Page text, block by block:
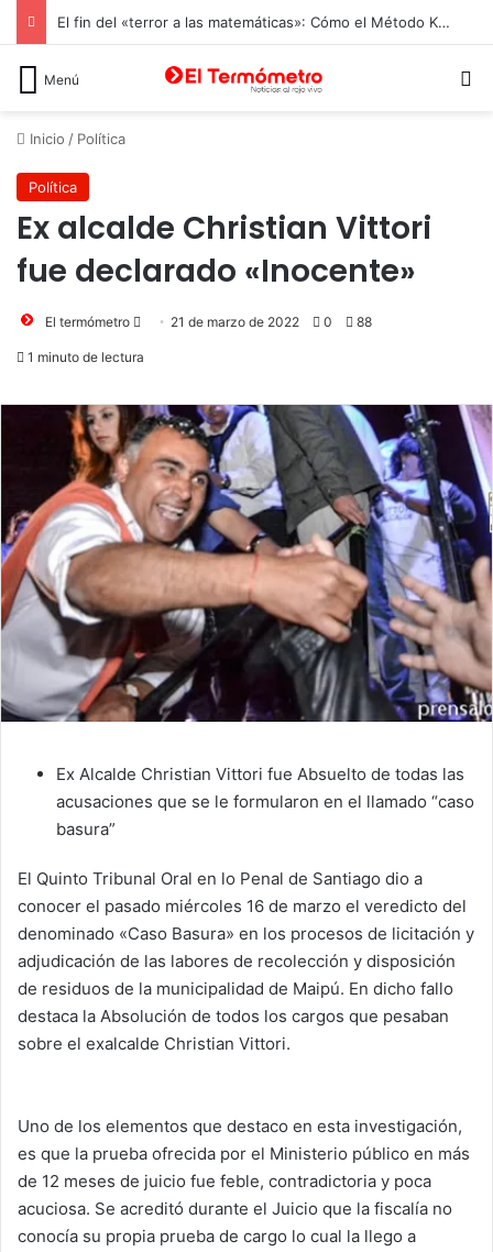
El fin del «terror a las matemáticas»: Cómo el Método Kumon conquista a Chile desde la autonomía y la neurociencia
Menú
Inicio / Política
Política
Ex alcalde Christian Vittori
fue declarado «Inocente»
El termómetro
Send 21 de marzo de 2022 0 88
1 minuto de lectura
Ex Alcalde Christian Vittori fue Absuelto de todas las
acusaciones que se le formularon en el llamado “caso
basura”
El Quinto Tribunal Oral en lo Penal de Santiago dio a
conocer el pasado miércoles 16 de marzo el veredicto del
denominado «Caso Basura» en los procesos de licitación y
adjudicación de las labores de recolección y disposición
de residuos de la municipalidad de Maipú. En dicho fallo
destaca la Absolución de todos los cargos que pesaban
sobre el exalcalde Christian Vittori.
Uno de los elementos que destaco en esta investigación,
es que la prueba ofrecida por el Ministerio público en más
de 12 meses de juicio fue feble, contradictoria y poca
acuciosa. Se acreditó durante el Juicio que la fiscalía no
conocía su propia prueba de cargo lo cual la llego a